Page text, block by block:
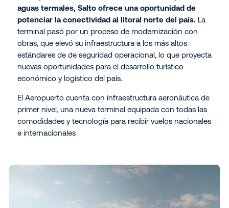
aguas termales, Salto ofrece una oportunidad de
potenciar la conectividad al litoral norte del país. La
terminal pasó por un proceso de modernización con
obras, que elevó su infraestructura a los más altos
estándares de de seguridad operacional, lo que proyecta
nuevas oportunidades para el desarrollo turístico
económico y logístico del país.
El Aeropuerto cuenta con infraestructura aeronáutica de
primer nivel, una nueva terminal equipada con todas las
comodidades y tecnología para recibir vuelos nacionales
e internacionales